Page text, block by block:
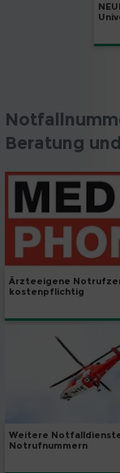
Beratung
Ärzteeigene
kostenpflichtig
Weitere
Notrufnummern